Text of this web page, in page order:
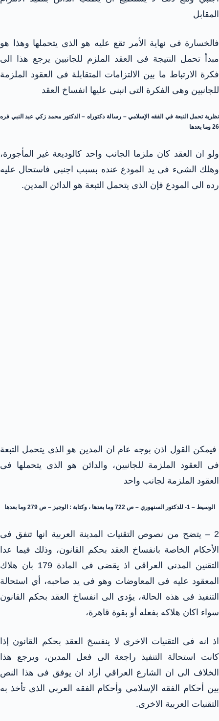
المقابل
فالخسارة فى نهاية الأمر تقع عليه هو الذى يتحملها وهذا هو
مبدأ تحمل النتيجة فى العقد الملزم للجانبين يرجع هذا الى
فكرة الارتباط ما بين الالتزامات المتقابلة فى العقود الملزمة
للجانبين وهى الفكرة التى انبنى عليها انفساخ العقد
نظرية تحمل النبعة في الفقه الإسلامي – رسالة دكتوراه – الدكتور محمد زكي عبد النبي فره
26 وما بعدها
ولو ان العقد كان ملزما الجانب واحد كالوديعة غير المأجورة،
وهلك الشيء فى يد المودع عنده بسبب اجنبي فاستحال عليه
رده الى المودع فإن الذى يتحمل التبعة هو الدائن المدين.
فيمكن القول اذن بوجه عام ان المدين هو الذى يتحمل التبعة
فى العقود الملزمة للجانبين، والدائن هو الذى يتحملها فى
العقود الملزمة لجانب واحد
الوسيط – 1- للدكتور السنهوري – ص 722 وما بعدها ، وكتابة : الوجيز – ص 279 وما بعدها
2 – يتضح من نصوص التقنيات المدينة العربية انها تتفق فى
الأحكام الخاصة بانفساخ العقد بحكم القانون، وذلك فيما عدا
التقنين المدني العراقي اذ يقضى فى المادة 179 بان هلاك
المعقود عليه فى المعاوضات وهو فى يد صاحبه، أي استحالة
التنفيذ فى هذه الحالة، يؤدى الى انفساخ العقد بحكم القانون
سواء اكان هلاكه بفعله أو بقوة قاهرة،
اذ انه فى التقنيات الاخرى لا ينفسخ العقد بحكم القانون إذا
كانت استحالة التنفيذ راجعة الى فعل المدين، ويرجع هذا
الخلاف الى ان الشارع العراقي أراد ان يوفق فى هذا النص
بين أحكام الفقه الإسلامي وأحكام الفقه العربي الذى تأخذ به
التقنيات العربية الاخرى.